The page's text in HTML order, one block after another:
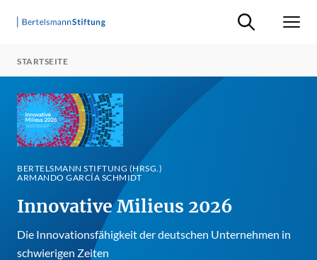
Suche ein-/
STARTSEITE
BERTELSMANN STIFTUNG (HRSG.)
ARMANDO GARCÍA SCHMIDT
Innovative Milieus 2026
Die Innovationsfähigkeit der deutschen Unternehmen in
schwierigen Zeiten